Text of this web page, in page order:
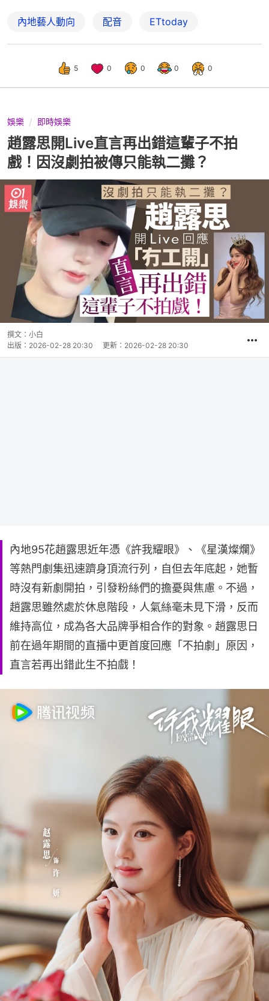
內地藝人動向 配音 ETtoday
5 0 0 0 0
娛樂 即時娛樂
趙露思開Live直言再出錯這輩子不拍
戲！因沒劇拍被傳只能執二攤？
撰文： 小白
出版： 2026-02-28 20:30 更新： 2026-02-28 20:30
內地95花趙露思近年憑《許我耀眼》、《星漢燦爛》
等熱門劇集迅速躋身頂流行列，自但去年底起，她暫
時沒有新劇開拍，引發粉絲們的擔憂與焦慮。不過，
趙露思雖然處於休息階段，人氣絲毫未見下滑，反而
維持高位，成為各大品牌爭相合作的對象。趙露思日
前在過年期間的直播中更首度回應「不拍劇」原因，
直言若再出錯此生不拍戲！